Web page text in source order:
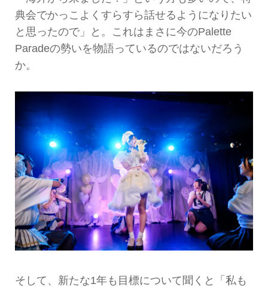
典会でかっこよくすらすら話せるようになりたい
と思ったので」と。これはまさに今のPalette
Paradeの勢いを物語っているのではないだろう
か。
そして、新たな1年も目標について聞くと「私も